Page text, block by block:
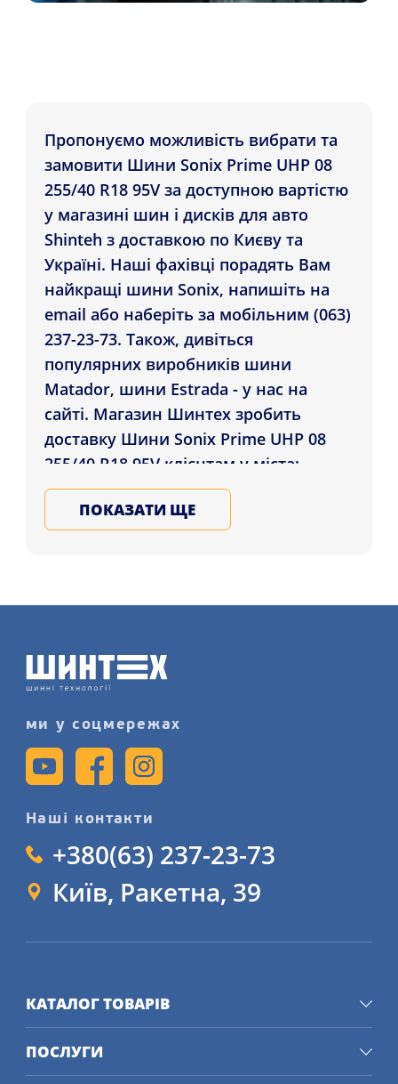
Пропонуємо можливість вибрати та
замовити Шини Sonix Prime UHP 08
255/40 R18 95V за доступною вартістю
у магазині шин і дисків для авто
Shinteh з доставкою по Києву та
Україні. Наші фахівці порадять Вам
найкращі шини Sonix, напишіть на
email або наберіть за мобільним (063)
237-23-73. Також, дивіться
популярних виробників шини
Matador, шини Estrada - у нас на
сайті. Магазин Шинтех зробить
доставку Шини Sonix Prime UHP 08
255/40 R18 95V клієнтам у міста:
Одеса, Кривий Ріг, Чернігів , а також в
усі регіони України. Обирайте зимові
ПОКАЗАТИ ЩЕ
ми у соцмережах
Наші контакти
+380(63) 237-23-73
Київ, Ракетна, 39
КАТАЛОГ ТОВАРІВ
ПОСЛУГИ